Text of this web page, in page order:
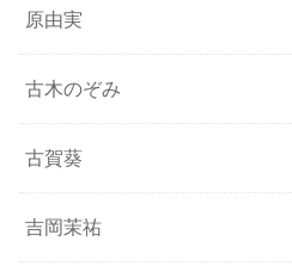
原由実
古木のぞみ
古賀葵
吉岡茉祐